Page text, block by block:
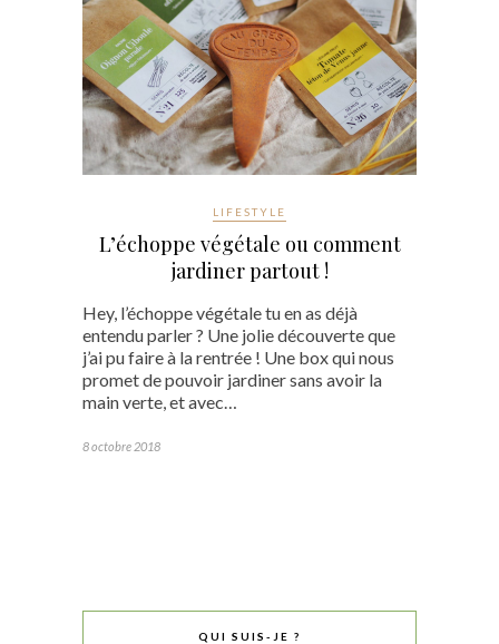
LIFESTYLE
L’échoppe végétale ou comment
jardiner partout !
Hey, l’échoppe végétale tu en as déjà
entendu parler ? Une jolie découverte que
j’ai pu faire à la rentrée ! Une box qui nous
promet de pouvoir jardiner sans avoir la
main verte, et avec…
8 octobre 2018
QUI SUIS-JE ?